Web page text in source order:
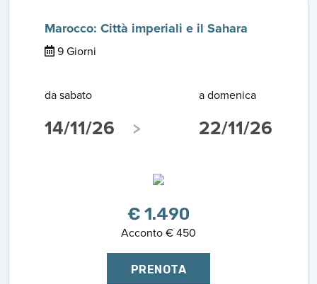
Marocco: Città imperiali e il Sahara
9 Giorni
da sabato
14/11/26
a domenica
22/11/26
€ 1.490
Acconto € 450
PRENOTA